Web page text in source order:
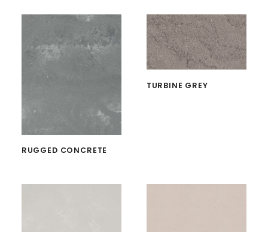
RUGGED CONCRETE
TURBINE GREY